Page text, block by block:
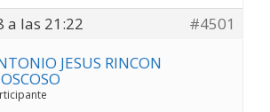
a las 21:22
#4501
JESUS RINCON